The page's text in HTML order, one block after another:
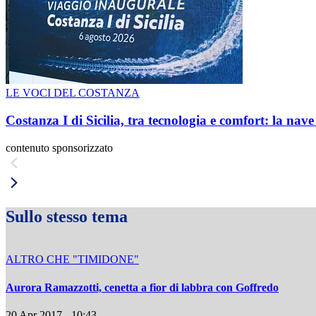
LE VOCI DEL COSTANZA
Costanza I di Sicilia, tra tecnologia e comfort: la
contenuto sponsorizzato
Sullo stesso tema
ALTRO CHE "TIMIDONE"
Aurora Ramazzotti, cenetta a fior di labbra con Goffredo